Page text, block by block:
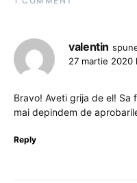
valentin
27 martie 2020
Bravo! Aveti grija de el! Sa
mai depindem de
Reply